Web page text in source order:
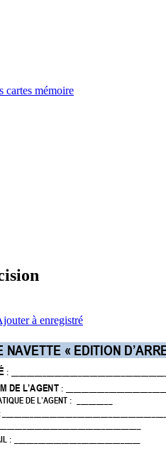
cartes mémoire
à enregistré
NAVETTE « EDITION D’A
:
DE L’AGENT :
DE L’AGENT :
: